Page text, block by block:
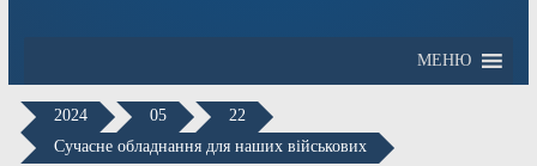
МЕНЮ
2024 05
22
Сучасне обладнання для наших військових